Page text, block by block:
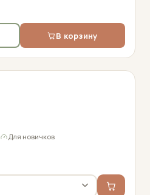
В корзину
Для новичков